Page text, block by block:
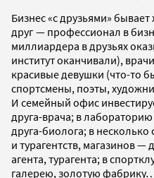
Бизнес «с друзьями»
друг — профессионал в
миллиардера в друзьях
институт оканчивали),
красивые девушки (что-то
спортсмены, поэты,
И семейный офис
друга-врача; в
друга-биолога; в
и турагентств, магазинов —
агента, турагента; в
галерею, золотую